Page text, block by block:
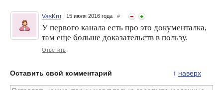
VasKru 15 июля 2016 года #
У первого канала есть про это документалка,
там еще больше доказательств в пользу.
Ответить
↑ наверх
Оставить свой комментарий